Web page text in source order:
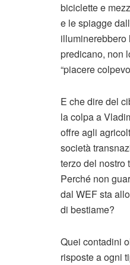
biciclette e
e le spiagge
illuminerebbero
predicano, non
“piacere
E che dire del
la colpa a
offre agli
società
terzo del nostro
Perché non
dal WEF sta
di bestiame?
Quei contadini
risposte a ogni